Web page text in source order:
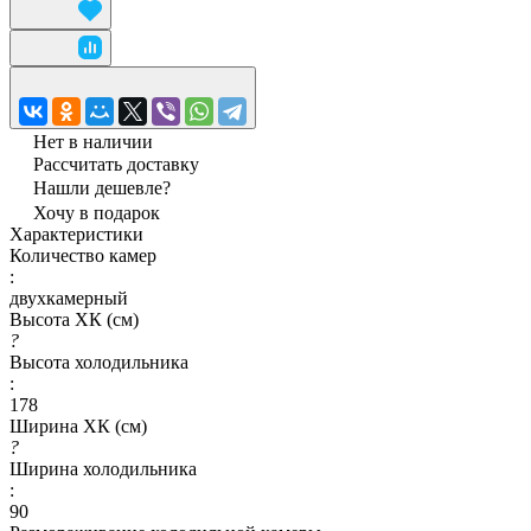
Нет в наличии
Рассчитать доставку
Нашли дешевле?
Хочу в подарок
Характеристики
Количество камер
:
двухкамерный
Высота ХК (см)
?
Высота холодильника
:
178
Ширина ХК (см)
?
Ширина холодильника
:
90